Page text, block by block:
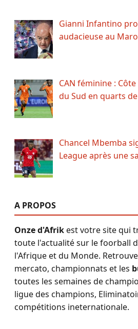
Gianni Infantino
audacieuse au
CAN féminine :
du Sud en quarts
Chancel Mbemba
League après une
A PROPOS
Onze d'Afrikest votre site qui
toute l'actualité sur le foorball
l'Afrique et du Monde.
mercato, championnats et les
toutes les semaines de
ligue des champions,
compétitions ineternationale.